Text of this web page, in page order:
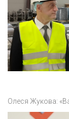
Олеся Жукова: